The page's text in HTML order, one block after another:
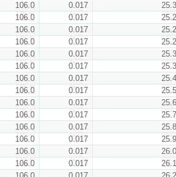
106.0 0.017
25.3
106.0 0.017
25.2
106.0 0.017
25.2
106.0 0.017
25.2
106.0 0.017
25.3
106.0 0.017
25.3
106.0 0.017
25.4
106.0 0.017
25.5
106.0 0.017
25.6
106.0 0.017
25.7
106.0 0.017
25.8
106.0 0.017
25.9
106.0 0.017
26.0
106.0 0.017
26.1